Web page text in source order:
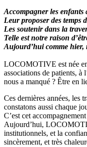
Accompagner les enfants
Leur proposer des temps
Les soutenir dans la
Telle est notre raison
Aujourd’hui comme
LOCOMOTIVE est née
associations de patients, à
nous a manqué ? Être en
Ces dernières années, les
constatons aussi chaque
C’est cet
Aujourd’hui,
institutionnels, et la
sincèrement, et très